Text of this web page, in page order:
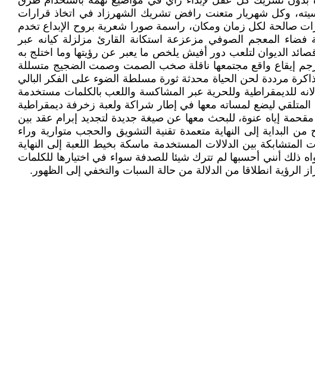
وكل شهريار متعنت رافض تشريك الشهرزاد في اتخاذ قرارات
صالحة لكل زمان ومكان، راسمة صورا شعرية بروح الإبداع تخدم
المعجم الصوفي مزعزعة استكانة القارئ مزلزلة كيانه عبر
الديوان لتلعب دور أفيش يلخص ما يعبر عن رؤيتها وما اختلج به
إيقاع واقع مجتمعها ناقلة صخب الصمت وصمت الضجيج متسللة
مرددة لحن الحياة محدثة ثورة مسلطة الضوء على الفكر البالي
للديمقراطية وللحرية عبر المشاكسة واللعب بالكلمات مستخدمة
المتلقي ليضع لمساته معها في إطار شراكة ولعبة زخرفة ديمقراطية
مقحمة إياه عنوة، للبحث معها عن صيغة جديدة لتجديد إبرام عقد بين
إلى النهاية متعمدة تقنية التشويق والحجب متوارية وراء
بين الدلالات المستخدمة ماسكة بخيط اللعبة إلى النهاية
أنني أحسبها لم تترك شيئا للصدفة سواء في اختيارها للكلمات
الرؤية انطلاقا من الدلالة من حالة السبات والتخفي إلى الظهور.